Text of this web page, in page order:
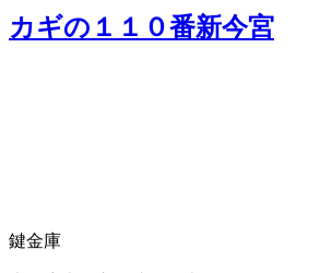
カギの１１０番新今宮
鍵金庫